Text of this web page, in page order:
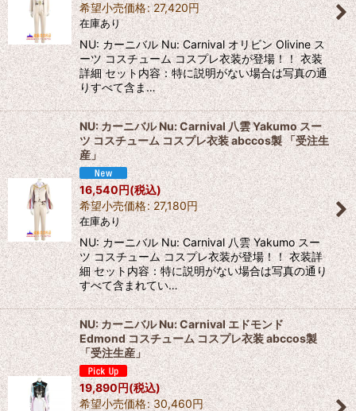
希望小売価格: 27,420円
在庫あり
NU: カーニバル Nu: Carnival オリビン Olivine ス
ーツ コスチューム コスプレ衣装が登場！！ 衣装
詳細 セット内容：特に説明がない場合は写真の通
りすべて含ま…
NU: カーニバル Nu: Carnival 八雲 Yakumo スー
ツ コスチューム コスプレ衣装 abccos製 「受注生
産」
16,540円(税込)
希望小売価格: 27,180円
在庫あり
NU: カーニバル Nu: Carnival 八雲 Yakumo スー
ツ コスチューム コスプレ衣装が登場！！ 衣装詳
細 セット内容：特に説明がない場合は写真の通り
すべて含まれてい…
NU: カーニバル Nu: Carnival エドモンド
Edmond コスチューム コスプレ衣装 abccos製
「受注生産」
19,890円(税込)
希望小売価格: 30,460円